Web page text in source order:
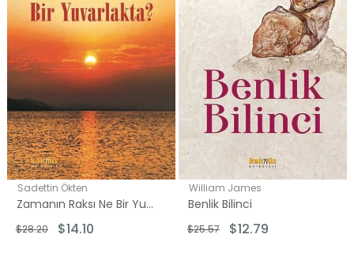
Sadettin Ökten
Zamanın Raksı Ne Bir Yuvarlakta? Sadettin Ökten İle Sanat Üzerine Düşünceler 4
$14.10
$28.20
William James
Benlik Bilinci
$12.79
$25.57